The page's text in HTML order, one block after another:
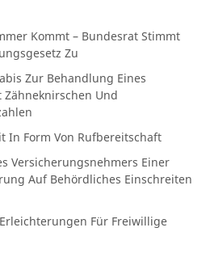
Kommt – Bundesrat Stimmt
Zu
Zur Behandlung Eines
Und
In Form Von Rufbereitschaft
Versicherungsnehmers Einer
Auf Behördliches Einschreiten
Für Freiwillige